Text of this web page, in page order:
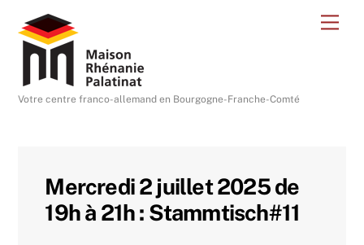
content
Votre centre franco-allemand en Bourgogne-Franche-Comté
Mercredi 2 juillet 2025 de
19h à 21h : Stammtisch#11